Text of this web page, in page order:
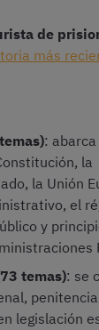
de
más
:
la
la Unión
el
y
temas): se
legislación